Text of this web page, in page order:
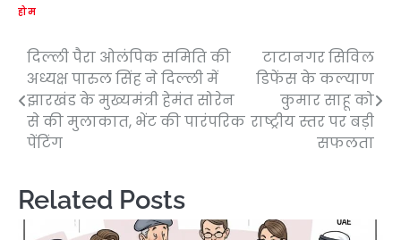
होम
Post
navigation
दिल्ली पैरा ओलंपिक समिति की
अध्यक्ष पारुल सिंह ने दिल्ली में
झारखंड के मुख्यमंत्री हेमंत सोरेन
से की मुलाकात, भेंट की पारंपरिक
पेंटिंग
टाटानगर सिविल
डिफेंस के कल्याण
कुमार साहू को
राष्ट्रीय स्तर पर बड़ी
सफलता
Related Posts